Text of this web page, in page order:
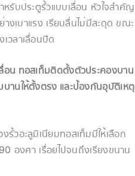
หรับประตูรั้วแบบเลื่อน หัวใจสำคัญ
งเบาแรง เรียบลื่นไม่มีสะดุด ขณะ
วลาเลื่อนปิด
อน ทอสเท็มติดตั้งตัวประคองบาน
านให้ตั้งตรง และป้องกันอุบัติเหตุ
รั้วอะลูมิเนียมทอสเท็มมีให้เลือก
องศา เรื่อยไปจนถึงเรียงขนาน